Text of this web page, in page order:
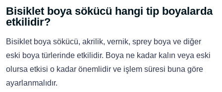
Bisiklet boya sökücü hangi tip boyalarda
etkilidir?
Bisiklet boya sökücü, akrilik, vernik, sprey boya ve diğer
eski boya türlerinde etkilidir. Boya ne kadar kalın veya eski
olursa etkisi o kadar önemlidir ve işlem süresi buna göre
ayarlanmalıdır.